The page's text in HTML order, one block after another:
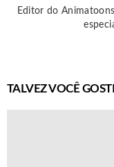
Editor do
TALVEZ VOCÊ